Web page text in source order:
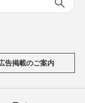
告掲載のご案内